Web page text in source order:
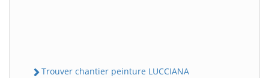
Trouver chantier peinture LUCCIANA